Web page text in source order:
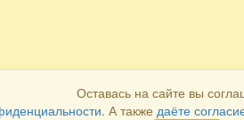
Оставась на сайте вы
А также даёте